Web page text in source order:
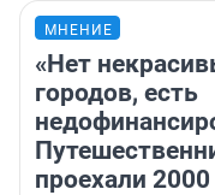
МНЕНИЕ
«Нет
городов, есть
проехали 2000